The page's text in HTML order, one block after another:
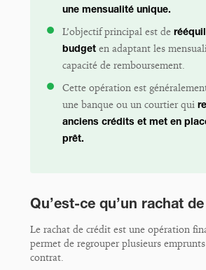
une mensualité unique.
L’objectif principal est de
budgeten adaptant les
capacité de remboursement.
Cette opération est
une banque ou un courtier qui
anciens crédits et met en
prêt.
Qu’est-ce qu’un rachat
Le rachat de crédit est une opération
permet de regrouper plusieurs
contrat.